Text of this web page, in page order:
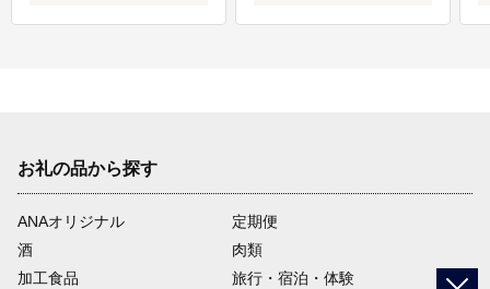
お礼の品から探す
ANAオリジナル
定期便
酒
肉類
加工食品
旅行・宿泊・体験